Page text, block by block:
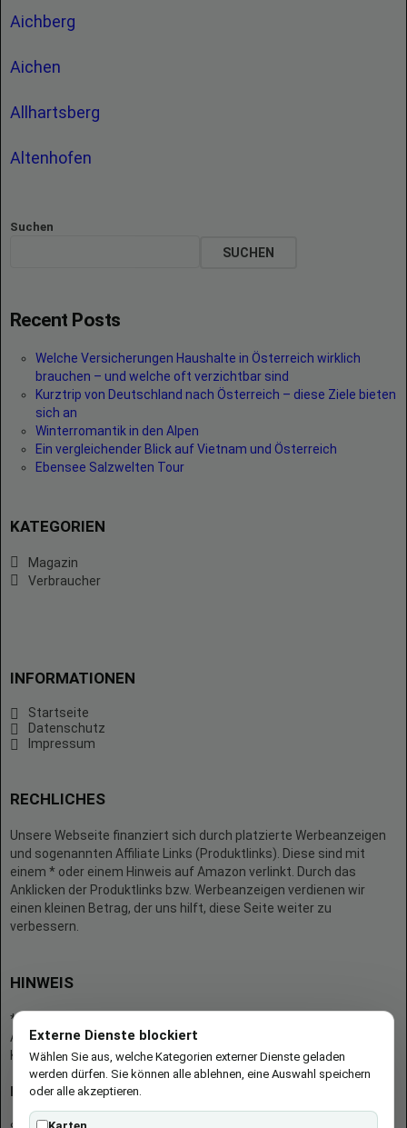
Aichberg
Aichen
Allhartsberg
Altenhofen
Suchen
SUCHEN
Recent Posts
Welche Versicherungen Haushalte in Österreich wirklich
brauchen – und welche oft verzichtbar sind
Kurztrip von Deutschland nach Österreich – diese Ziele bieten
sich an
Winterromantik in den Alpen
Ein vergleichender Blick auf Vietnam und Österreich
Ebensee Salzwelten Tour
KATEGORIEN
Magazin
Verbraucher
INFORMATIONEN
Startseite
Datenschutz
Impressum
RECHLICHES
Unsere Webseite finanziert sich durch platzierte Werbeanzeigen
und sogenannten Affiliate Links (Produktlinks). Diese sind mit
einem * oder einem Hinweis auf Amazon verlinkt. Durch das
Anklicken der Produktlinks bzw. Werbeanzeigen verdienen wir
einen kleinen Betrag, der uns hilft, diese Seite weiter zu
verbessern.
HINWEIS
* = Afilliate-Link (=Werbung)
Als Amazon-Partner verdient der Seitenbetreiber an qualifizierten
Käufen.
Hinweis zu Preisen und Verfügbarkeiten
Externe Dienste blockiert
Wählen Sie aus, welche Kategorien externer Dienste geladen
werden dürfen. Sie können alle ablehnen, eine Auswahl speichern
oder alle akzeptieren.